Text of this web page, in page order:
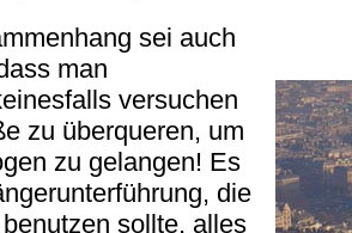
sei auch
man
versuchen
zu überqueren, um
zu gelangen! Es
die
sollte, alles